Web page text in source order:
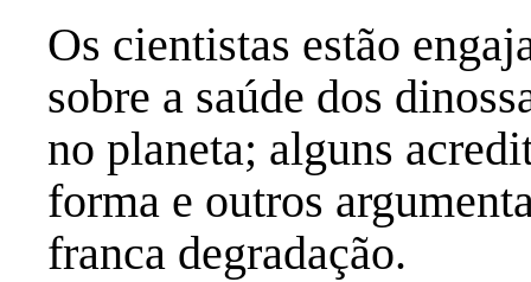
Os cientistas estão
sobre a saúde dos
no planeta; alguns
forma e outros
franca degradação.